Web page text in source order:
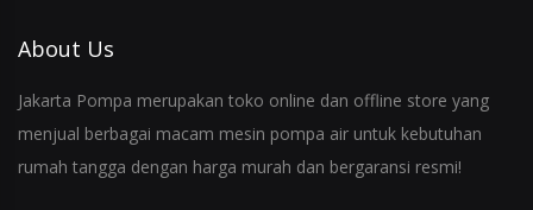
About Us
Jakarta Pompa merupakan toko online dan offline store yang
menjual berbagai macam mesin pompa air untuk kebutuhan
rumah tangga dengan harga murah dan bergaransi resmi!